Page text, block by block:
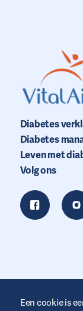
Diabetes
Diabetes
Leven met
Volg ons
Een cookie is